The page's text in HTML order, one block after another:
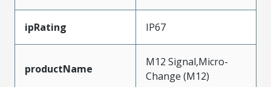
ipRating IP67
productName
M12 Signal,Micro-
Change (M12)